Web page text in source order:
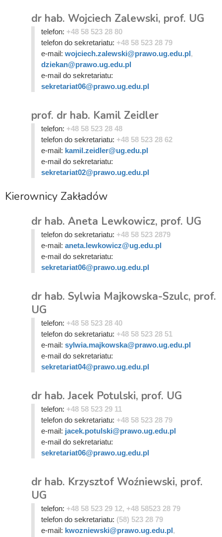
dr hab. Wojciech Zalewski, prof. UG
telefon: +48 58 523 28 80
telefon do sekretariatu: +48 58 523 28 79
e-mail: wojciech.zalewski@prawo.ug.edu.pl,
dziekan@prawo.ug.edu.pl
e-mail do sekretariatu:
sekretariat06@prawo.ug.edu.pl
prof. dr hab. Kamil Zeidler
telefon: +48 58 523 28 48
telefon do sekretariatu: +48 58 523 28 62
e-mail: kamil.zeidler@ug.edu.pl
e-mail do sekretariatu:
sekretariat02@prawo.ug.edu.pl
Kierownicy Zakładów
dr hab. Aneta Lewkowicz, prof. UG
telefon do sekretariatu: +48 58 523 2879
e-mail: aneta.lewkowicz@ug.edu.pl
e-mail do sekretariatu:
sekretariat06@prawo.ug.edu.pl
dr hab. Sylwia Majkowska-Szulc, prof.
UG
telefon: +48 58 523 28 40
telefon do sekretariatu: +48 58 523 28 51
e-mail: sylwia.majkowska@prawo.ug.edu.pl
e-mail do sekretariatu:
sekretariat04@prawo.ug.edu.pl
dr hab. Jacek Potulski, prof. UG
telefon: +48 58 523 29 11
telefon do sekretariatu: +48 58 523 28 79
e-mail: jacek.potulski@prawo.ug.edu.pl
e-mail do sekretariatu:
sekretariat06@prawo.ug.edu.pl
dr hab. Krzysztof Woźniewski, prof.
UG
telefon: +48 58 523 29 12, +48 58523 28 79
telefon do sekretariatu: (58) 523 28 79
e-mail: kwozniewski@prawo.ug.edu.pl,